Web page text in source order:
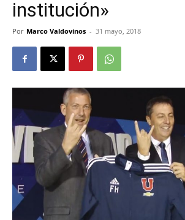
institución»
Por Marco Valdovinos - 31 mayo, 2018